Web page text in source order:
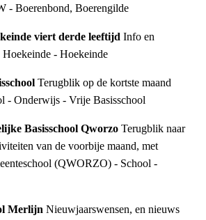
- Boerenbond, Boerengilde
viert derde leeftijd Info en
- Hoekeinde
Terugblik op de kortste maand
- Onderwijs - Vrije Basisschool
Basisschool Qworzo Terugblik naar
van de voorbije maand, met
(QWORZO) - School -
Merlijn Nieuwjaarswensen, en nieuws